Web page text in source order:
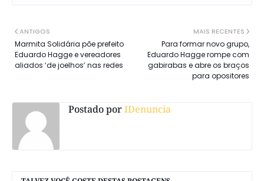
MAIS RECENTES
Para formar novo grupo,
Eduardo Hagge rompe com
gabirabas e abre os braços
para opositores
ANTIGOS
Marmita Solidária põe prefeito
Eduardo Hagge e vereadores
aliados ‘de joelhos’ nas redes
Postado porIDenuncia